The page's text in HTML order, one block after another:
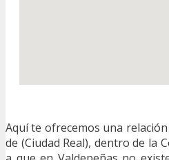
Aquí te ofrecemos una
de (Ciudad Real), dentro de la